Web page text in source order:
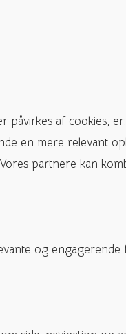
af cookies,
en mere relevant
partnere kan
og